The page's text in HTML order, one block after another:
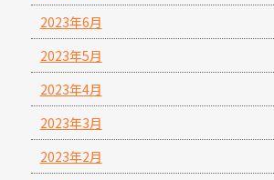
2023年6月
2023年5月
2023年4月
2023年3月
2023年2月